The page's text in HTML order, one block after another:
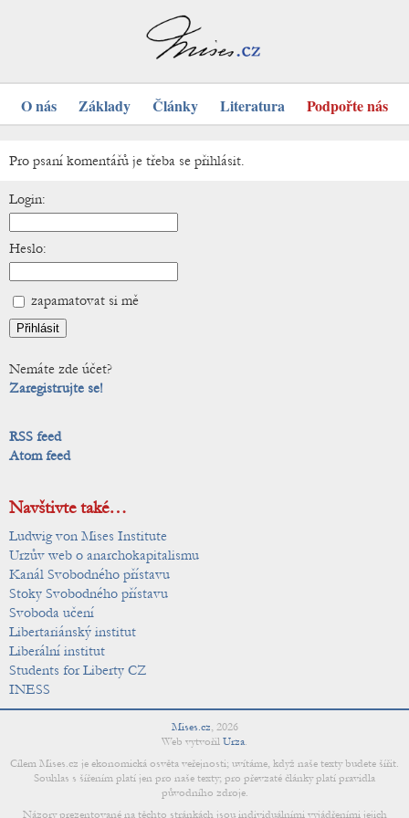
O nás Základy Články Literatura Podpořte nás
Pro psaní komentářů je třeba se přihlásit.
Login:
Heslo:
zapamatovat si mě
Nemáte zde účet?
Zaregistrujte se!
RSS feed
Atom feed
Navštivte také…
Ludwig von Mises Institute
Urzův web o anarchokapitalismu
Kanál Svobodného přístavu
Stoky Svobodného přístavu
Svoboda učení
Libertariánský institut
Liberální institut
Students for Liberty CZ
INESS
Mises.cz, 2026
Web vytvořil Urza.
Cílem Mises.cz je ekonomická osvěta veřejnosti; uvítáme, když naše texty budete šířit.
Souhlas s šířením platí jen pro naše texty; pro převzaté články platí pravidla
původního zdroje.
Názory prezentované na těchto stránkách jsou individuálními vyjádřeními jejich